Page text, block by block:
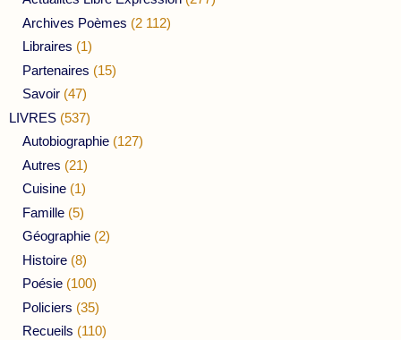
Archives Poèmes (2 112)
Libraires (1)
Partenaires (15)
Savoir (47)
LIVRES (537)
Autobiographie (127)
Autres (21)
Cuisine (1)
Famille (5)
Géographie (2)
Histoire (8)
Poésie (100)
Policiers (35)
Recueils (110)